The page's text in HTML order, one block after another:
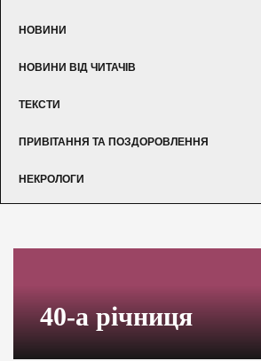
НОВИНИ
НОВИНИ ВІД ЧИТАЧІВ
ТЕКСТИ
ПРИВІТАННЯ ТА ПОЗДОРОВЛЕННЯ
НЕКРОЛОГИ
40-а річниця